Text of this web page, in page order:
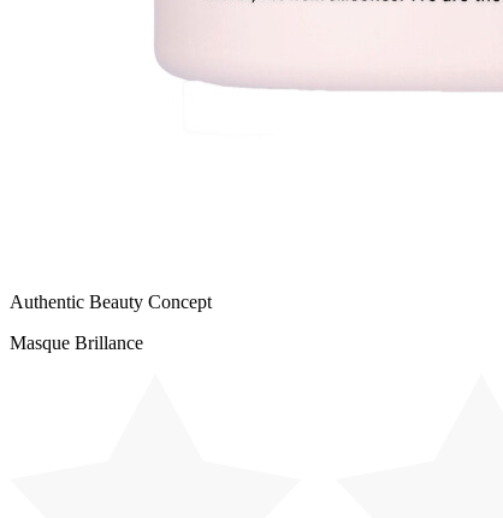
Authentic Beauty Concept
Masque Brillance